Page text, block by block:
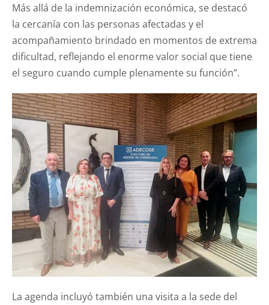
Más allá de la indemnización económica, se destacó
la cercanía con las personas afectadas y el
acompañamiento brindado en momentos de extrema
dificultad, reflejando el enorme valor social que tiene
el seguro cuando cumple plenamente su función”.
La agenda incluyó también una visita a la sede del